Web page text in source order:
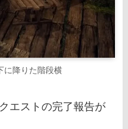
に降りた階段横
エストの完了報告が